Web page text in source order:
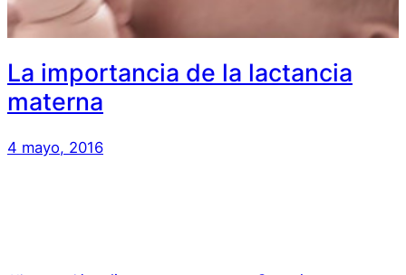
La importancia de la lactancia
materna
4 mayo, 2016